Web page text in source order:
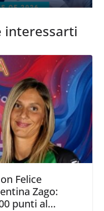
interessarti
Felice
Zago:
punti al